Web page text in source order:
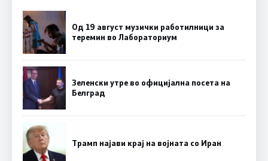
Од 19 август музички работилници за
теремин во Лабораториум
Зеленски утре во официјална посета на
Белград
Трамп најави крај на војната со Иран